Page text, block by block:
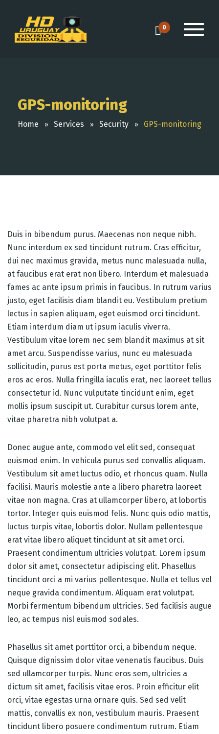
0
GPS-monitoring
Home Services Security GPS-monitoring
Duis in bibendum purus. Maecenas non neque nibh.
Nunc interdum ex sed tincidunt rutrum. Cras efficitur,
dui nec maximus gravida, metus nunc malesuada nulla,
at faucibus erat erat non libero. Interdum et malesuada
fames ac ante ipsum primis in faucibus. In rutrum varius
justo, eget facilisis diam blandit eu. Vestibulum pretium
lectus in sapien aliquam, eget euismod orci tincidunt.
Etiam interdum diam ut ipsum iaculis viverra.
Vestibulum vitae lorem nec sem blandit maximus at sit
amet arcu. Suspendisse varius, nunc eu malesuada
sollicitudin, purus est porta metus, eget porttitor felis
eros ac eros. Nulla fringilla iaculis erat, nec laoreet tellus
consectetur id. Nunc vulputate tincidunt enim, eget
mollis ipsum suscipit ut. Curabitur cursus lorem ante,
vitae pharetra nibh volutpat a.
Donec augue ante, commodo vel elit sed, consequat
euismod enim. In vehicula purus sed convallis aliquam.
Vestibulum sit amet luctus odio, et rhoncus quam. Nulla
facilisi. Mauris molestie ante a libero pharetra laoreet
vitae non magna. Cras at ullamcorper libero, at lobortis
tortor. Integer quis euismod felis. Nunc quis odio mattis,
luctus turpis vitae, lobortis dolor. Nullam pellentesque
erat vitae libero aliquet tincidunt at sit amet orci.
Praesent condimentum ultricies volutpat. Lorem ipsum
dolor sit amet, consectetur adipiscing elit. Phasellus
tincidunt orci a mi varius pellentesque. Nulla et tellus vel
neque gravida condimentum. Aliquam erat volutpat.
Morbi fermentum bibendum ultricies. Sed facilisis augue
leo, ac tempus nisl euismod sodales.
Phasellus sit amet porttitor orci, a bibendum neque.
Quisque dignissim dolor vitae venenatis faucibus. Duis
sed ullamcorper turpis. Nunc eros sem, ultricies a
dictum sit amet, facilisis vitae eros. Proin efficitur elit
orci, vitae egestas urna ornare quis. Sed sed velit
mattis, convallis ex non, vestibulum mauris. Praesent
tincidunt libero posuere condimentum rutrum. Etiam